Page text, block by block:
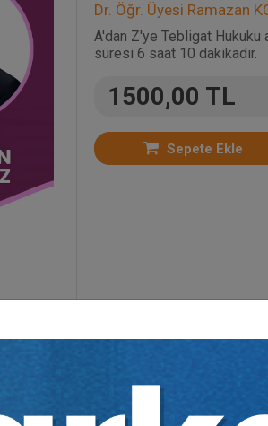
Dr. Öğr. Üyesi Ramazan
A'dan Z'ye Tebligat Hukuku
süresi 6 saat 10 dakikadır.
1500,00 TL
Sepete Ekle